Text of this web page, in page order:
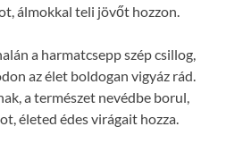
álmokkal teli jövőt hozzon.
a harmatcsepp szép csillog,
az élet boldogan vigyáz rád.
a természet nevédbe borul,
életed édes virágait hozza.